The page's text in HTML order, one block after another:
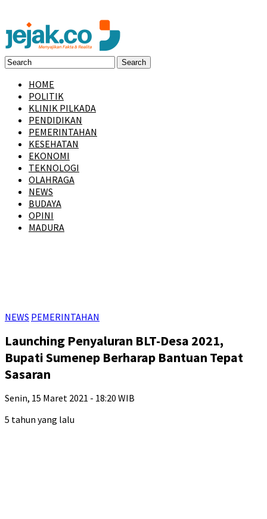
HOME
POLITIK
KLINIK PILKADA
PENDIDIKAN
PEMERINTAHAN
KESEHATAN
EKONOMI
TEKNOLOGI
OLAHRAGA
NEWS
BUDAYA
OPINI
MADURA
NEWS PEMERINTAHAN
Launching Penyaluran BLT-Desa 2021,
Bupati Sumenep Berharap Bantuan Tepat
Sasaran
Senin, 15 Maret 2021 - 18:20 WIB
5 tahun yang lalu